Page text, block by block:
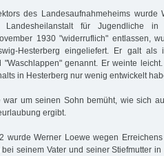
des Landesaufnahmeheims wurde
für Jugendliche in
1930 "widerruflich" entlassen,
Hesterberg eingeliefert. Er galt als
genannt. Er weinte
in Hesterberg nur wenig entwickelt
war um seinen Sohn bemüht, wie sich
ergibt.
wurde Werner Loewe wegen
seinem Vater und seiner Stiefmutter